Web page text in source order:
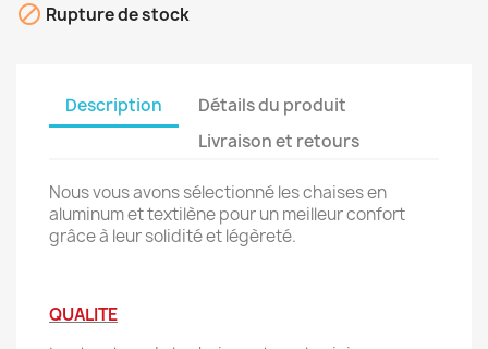
 Rupture de stock
Description
Détails du produit
Livraison et retours
Nous vous avons sélectionné les chaises en
aluminum et textilène pour un meilleur confort
grâce à leur solidité etlégèreté.
QUALITE